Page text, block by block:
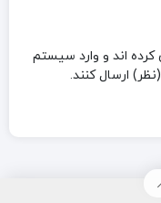
اند و وارد سیستم
ارسال کنند.